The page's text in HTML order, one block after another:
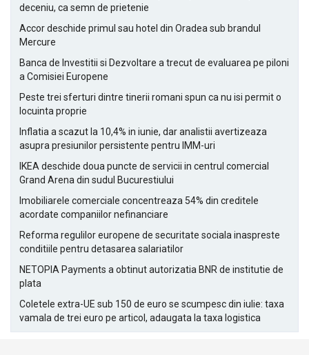
deceniu, ca semn de prietenie
Accor deschide primul sau hotel din Oradea sub brandul
Mercure
Banca de Investitii si Dezvoltare a trecut de evaluarea pe piloni
a Comisiei Europene
Peste trei sferturi dintre tinerii romani spun ca nu isi permit o
locuinta proprie
Inflatia a scazut la 10,4% in iunie, dar analistii avertizeaza
asupra presiunilor persistente pentru IMM-uri
IKEA deschide doua puncte de servicii in centrul comercial
Grand Arena din sudul Bucurestiului
Imobiliarele comerciale concentreaza 54% din creditele
acordate companiilor nefinanciare
Reforma regulilor europene de securitate sociala inaspreste
conditiile pentru detasarea salariatilor
NETOPIA Payments a obtinut autorizatia BNR de institutie de
plata
Coletele extra-UE sub 150 de euro se scumpesc din iulie: taxa
vamala de trei euro pe articol, adaugata la taxa logistica